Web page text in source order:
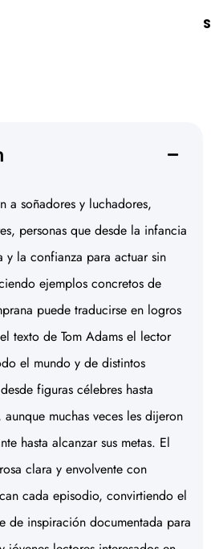
a soñadores y luchadores,
personas que desde la infancia
y la confianza para actuar sin
ejemplos concretos de
puede traducirse en logros
texto de Tom Adams el lector
el mundo y de distintos
figuras célebres hasta
muchas veces les dijeron
hasta alcanzar sus metas. El
clara y envolvente con
cada episodio, convirtiendo el
de inspiración documentada para